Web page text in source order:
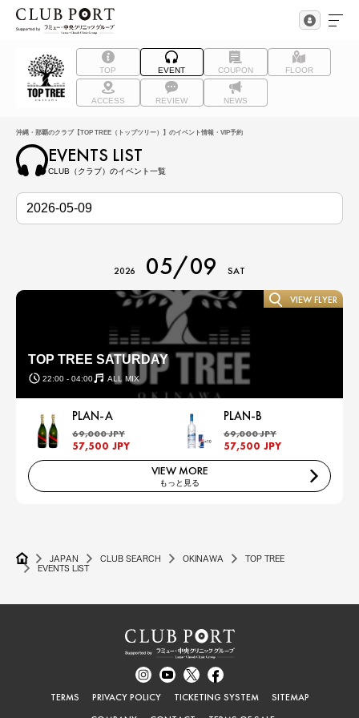
TOP EVENT COUPON FLOOR
ACCESS REVIEW NEWS
沖縄・那覇のクラブ【TOP TREE（トップツリー）】のイベント情報・VIP予約
EVENTS LIST
CLUB（クラブ）のイベント一覧
2026 05/09 SAT
TOP TREE SATURDAY
22:00 - 04:00 ALL MIX
VIEW FLYER
PLAN-A
69,000 JPY
57,500 JPY
PLAN-B
69,000 JPY
57,500 JPY
VIEW MORE
もっと見る
JAPAN CLUB SEARCH OKINAWA
TOP TREE
EVENTS LIST
TERMS PRIVACY POLICY TICKETING SYSTEM
SITEMAP